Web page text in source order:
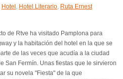
Hotel , Hotel Literario, Ruta Ernest
de Rtve ha visitado Pamplona para
y la habitación del hotel en la que se
de las veces que acudía a la ciudad
San Fermín. Unas fiestas que le sirvieron
su novela "Fiesta" de la que